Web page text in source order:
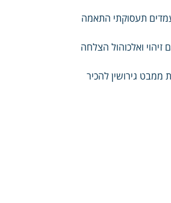
תעסוקתי התאמה
ואלכוהול הצלחה
גירושין להכיר